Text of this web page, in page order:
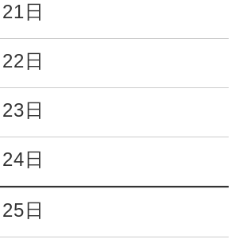
21日
22日
23日
24日
25日